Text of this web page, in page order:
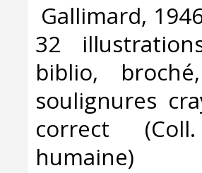
Gallimard,
32
biblio,
soulignures
correct
humaine)‎